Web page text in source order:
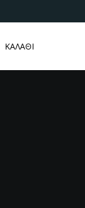
ΚΑΛΑΘΙ